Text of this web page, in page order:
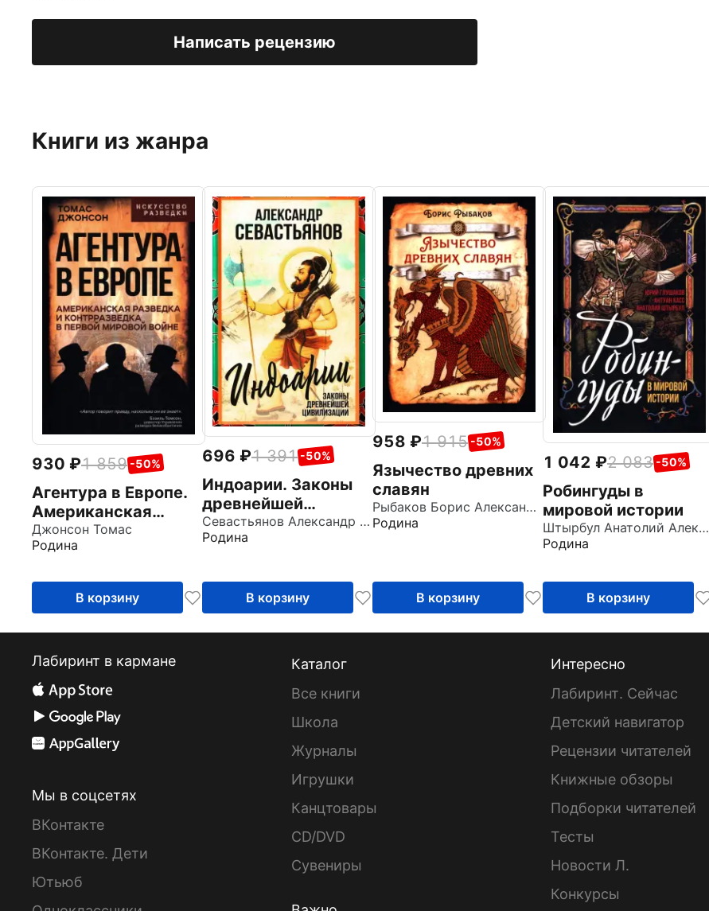
Написать рецензию
Книги из жанра
930 1 859 -50%
Агентура в Европе.
Американская
разведка и
контрразведка в
войне
Джонсон Томас
Родина
В корзину
696 1 391 -50%
Индоарии. Законы
древнейшей
цивилизации
Севастьянов Александр Владимирович
Родина
В корзину
958 1 915 -50%
Язычество древних
славян
Рыбаков Борис Александрович
Родина
В корзину
1 042 2 083 -50%
Робингуды в
мировой истории
Штырбул Анатолий Алексеевич
Родина
В корзину
Лабиринт в кармане
Мы в соцсетях
ВКонтакте
ВКонтакте. Дети
Ютьюб
Каталог
Все книги
Школа
Журналы
Игрушки
Канцтовары
CD/DVD
Сувениры
Интересно
Лабиринт. Сейчас
Детский навигатор
Рецензии читателей
Книжные обзоры
Подборки читателей
Тесты
Новости Л.
Конкурсы